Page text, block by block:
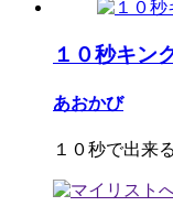
１０秒キン
あおかび
１０秒で出来